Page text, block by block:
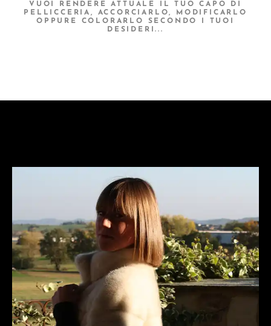
VUOI RENDERE ATTUALE IL TUO CAPO DI
PELLICCERIA, ACCORCIARLO, MODIFICARLO
OPPURE COLORARLO SECONDO I TUOI
DESIDERI...